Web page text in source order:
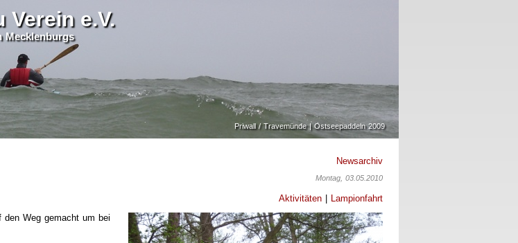
Verein e.V.
Mecklenburgs
Priwall / Travemünde | Ostseepaddeln 2009
Newsarchiv
Montag, 03.05.2010
Aktivitäten
Lampionfahrt
Weg gemacht um bei